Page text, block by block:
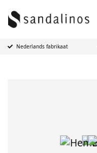
Nederlands fabrikaat